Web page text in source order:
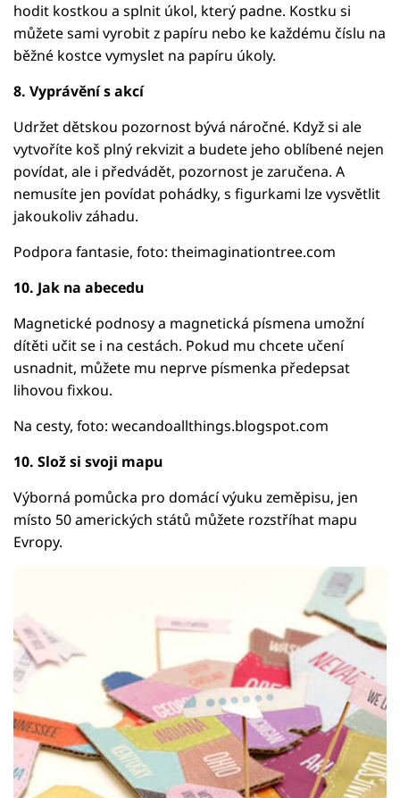
hodit kostkou a splnit úkol, který padne. Kostku si
můžete sami vyrobit z papíru nebo ke každému číslu na
běžné kostce vymyslet na papíru úkoly.
8. Vyprávění s akcí
Udržet dětskou pozornost bývá náročné. Když si ale
vytvoříte koš plný rekvizit a budete jeho oblíbené nejen
povídat, ale i předvádět, pozornost je zaručena. A
nemusíte jen povídat pohádky, s figurkami lze vysvětlit
jakoukoliv záhadu.
Podpora fantasie, foto: theimaginationtree.com
10. Jak na abecedu
Magnetické podnosy a magnetická písmena umožní
dítěti učit se i na cestách. Pokud mu chcete učení
usnadnit, můžete mu neprve písmenka předepsat
lihovou fixkou.
Na cesty, foto: wecandoallthings.blogspot.com
10. Slož si svoji mapu
Výborná pomůcka pro domácí výuku zeměpisu, jen
místo 50 amerických států můžete rozstříhat mapu
Evropy.